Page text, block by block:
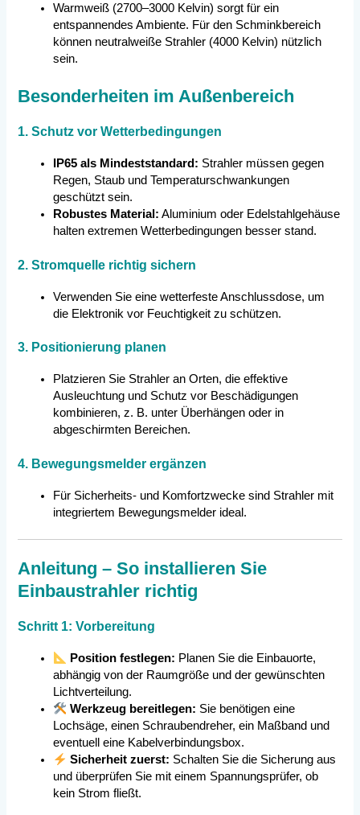
Warmweiß (2700–3000 Kelvin) sorgt für ein
entspannendes Ambiente. Für den Schminkbereich
können neutralweiße Strahler (4000 Kelvin) nützlich
sein.
Besonderheiten im Außenbereich
1. Schutz vor Wetterbedingungen
IP65 als Mindeststandard: Strahler müssen gegen
Regen, Staub und Temperaturschwankungen
geschützt sein.
Robustes Material: Aluminium oder Edelstahlgehäuse
halten extremen Wetterbedingungen besser stand.
2. Stromquelle richtig sichern
Verwenden Sie eine wetterfeste Anschlussdose, um
die Elektronik vor Feuchtigkeit zu schützen.
3. Positionierung planen
Platzieren Sie Strahler an Orten, die effektive
Ausleuchtung und Schutz vor Beschädigungen
kombinieren, z. B. unter Überhängen oder in
abgeschirmten Bereichen.
4. Bewegungsmelder ergänzen
Für Sicherheits- und Komfortzwecke sind Strahler mit
integriertem Bewegungsmelder ideal.
Anleitung – So installieren Sie
Einbaustrahler richtig
Schritt 1: Vorbereitung
Position festlegen: Planen Sie die Einbauorte,
abhängig von der Raumgröße und der gewünschten
Lichtverteilung.
Werkzeug bereitlegen: Sie benötigen eine
Lochsäge, einen Schraubendreher, ein Maßband und
eventuell eine Kabelverbindungsbox.
Sicherheit zuerst: Schalten Sie die Sicherung aus
und überprüfen Sie mit einem Spannungsprüfer, ob
kein Strom fließt.